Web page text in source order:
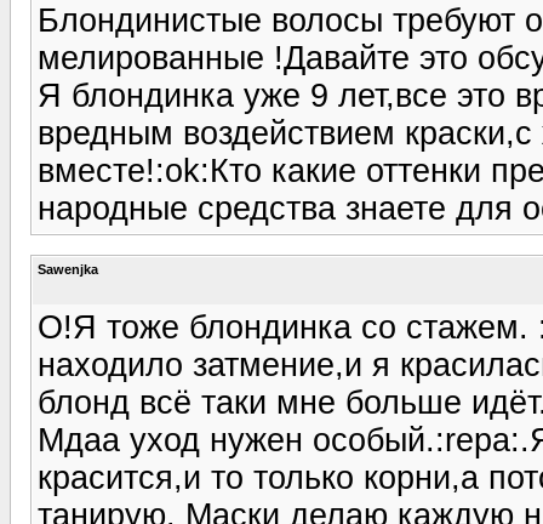
Блондинистые волосы требуют
мелированные !Давайте это
Я блондинка уже 9 лет,все это
вредным воздействием
вместе!:ok:Кто какие оттенки
народные средства знаете для
Sawenjka
О!Я тоже блондинка со
находило затмение,и я
блонд всё таки мне больше
Мдаа уход нужен
красится,и то только корни,а
танирую. Маски делаю каждую